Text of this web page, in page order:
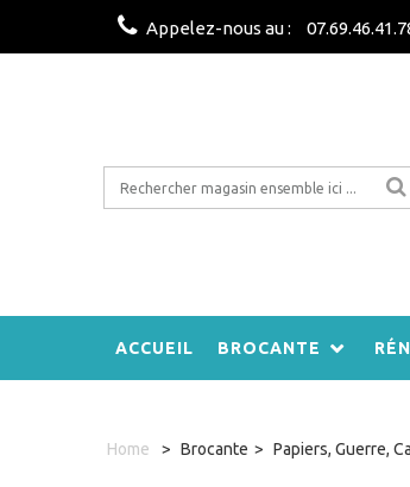
Appelez-nous au :
ACCUEIL BROCANTE
Home > Brocante > Papiers, Guerre,